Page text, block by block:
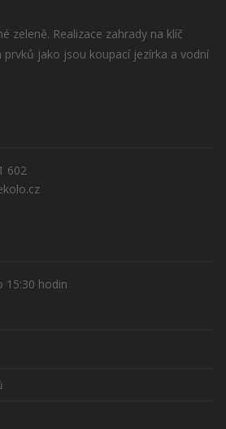
zeleně. Realizace zahrady na klíč
prvků jako jsou koupací jezírka a vodní
602
15:30 hodin